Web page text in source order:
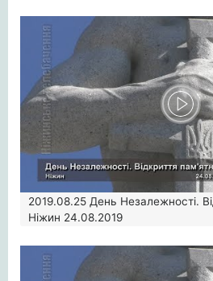
2019.08.25 День Незалежності.
Ніжин 24.08.2019